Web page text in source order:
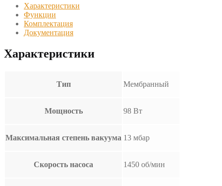
Характеристики
Функции
Комплектация
Документация
Характеристики
Тип Мембранный
Мощность 98 Вт
Максимальная степень вакуума 13 мбар
Скорость насоса 1450 об/мин